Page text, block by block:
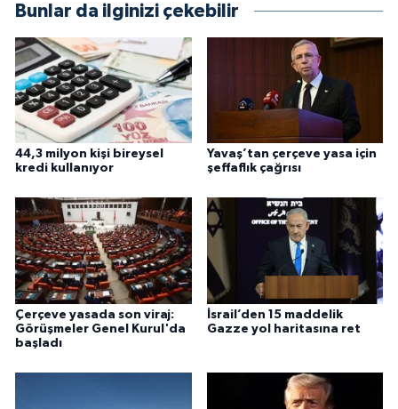
Bunlar da ilginizi çekebilir
44,3 milyon kişi bireysel
kredi kullanıyor
Yavaş’tan çerçeve yasa için
şeffaflık çağrısı
Çerçeve yasada son viraj:
Görüşmeler Genel Kurul'da
başladı
İsrail’den 15 maddelik
Gazze yol haritasına ret